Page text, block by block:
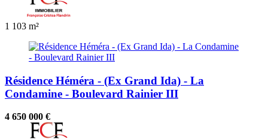
1 103 m²
Résidence Héméra - (Ex Grand Ida) - La
Condamine - Boulevard Rainier III
4 650 000 €